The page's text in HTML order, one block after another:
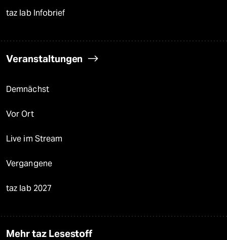
taz lab Infobrief
Veranstaltungen
Demnächst
Vor Ort
Live im Stream
Vergangene
taz lab 2027
Mehr taz Lesestoff